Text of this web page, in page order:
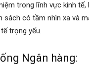
trong lĩnh vực kinh
sách có tầm nhìn xa và
trọng yếu.
Ngân hàng: